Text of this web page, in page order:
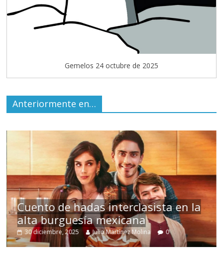
Gemelos 24 octubre de 2025
Anteriormente en…
Cuento de hadas interclasista en la
alta burguesía mexicana
30 diciembre, 2025 Julio Martínez Molina 0